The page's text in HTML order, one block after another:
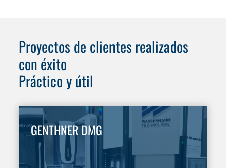
Proyectos de clientes realizados
con éxito
Práctico y útil
GENTHNER DMG